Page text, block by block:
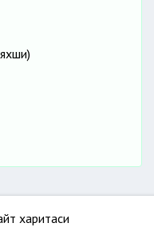
харитаси